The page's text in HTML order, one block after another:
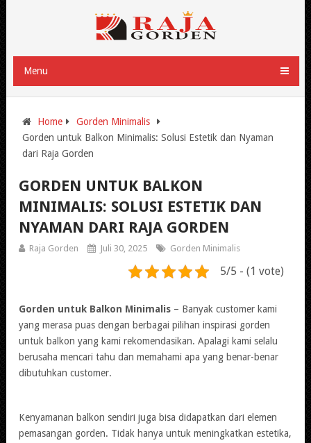
Menu
Home
Gorden Minimalis
Gorden untuk Balkon Minimalis: Solusi Estetik dan Nyaman
dari Raja Gorden
GORDEN UNTUK BALKON
MINIMALIS: SOLUSI ESTETIK DAN
NYAMAN DARI RAJA GORDEN
Raja Gorden Juli 30, 2025 Gorden Minimalis
5/5 - (1 vote)
Gorden untuk Balkon Minimalis – Banyak customer kami
yang merasa puas dengan berbagai pilihan inspirasi gorden
untuk balkon yang kami rekomendasikan. Apalagi kami selalu
berusaha mencari tahu dan memahami apa yang benar-benar
dibutuhkan customer.
Kenyamanan balkon sendiri juga bisa didapatkan dari elemen
pemasangan gorden. Tidak hanya untuk meningkatkan estetika,